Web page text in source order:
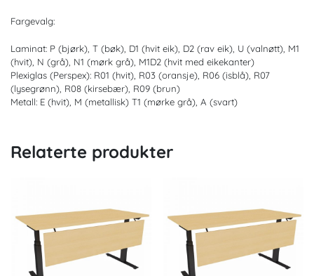
Fargevalg:
Laminat: P (bjørk), T (bøk), D1 (hvit eik), D2 (rav eik), U (valnøtt), M1
(hvit), N (grå), N1 (mørk grå), M1D2 (hvit med eikekanter)
Plexiglas (Perspex): R01 (hvit), R03 (oransje), R06 (isblå), R07
(lysegrønn), R08 (kirsebær), R09 (brun)
Metall: E (hvit), M (metallisk) T1 (mørke grå), A (svart)
Relaterte produkter